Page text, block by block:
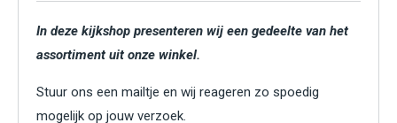
In deze kijkshop presenteren wij een gedeelte van het
assortiment uit onze winkel.
Stuur ons een mailtje en wij reageren zo spoedig
mogelijk op jouw verzoek.